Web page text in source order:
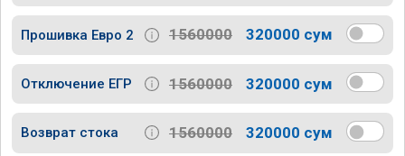
Прошивка Евро 2 1560000 320000 сум
Отключение ЕГР 1560000 320000 сум
Возврат стока 1560000 320000 сум